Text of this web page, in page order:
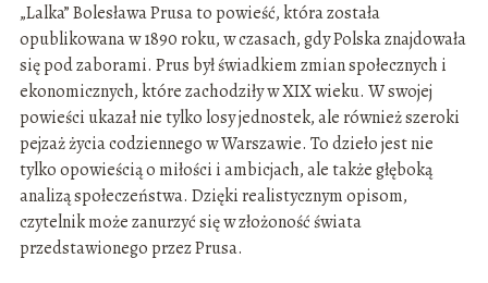
„Lalka” Bolesława Prusa to powieść, która została
opublikowana w 1890 roku, w czasach, gdy Polska znajdowała
się pod zaborami. Prus był świadkiem zmian społecznych i
ekonomicznych, które zachodziły w XIX wieku. W swojej
powieści ukazał nie tylko losy jednostek, ale również szeroki
pejzaż życia codziennego w Warszawie. To dzieło jest nie
tylko opowieścią o miłości i ambicjach, ale także głęboką
analizą społeczeństwa. Dzięki realistycznym opisom,
czytelnik może zanurzyć się w złożoność świata
przedstawionego przez Prusa.